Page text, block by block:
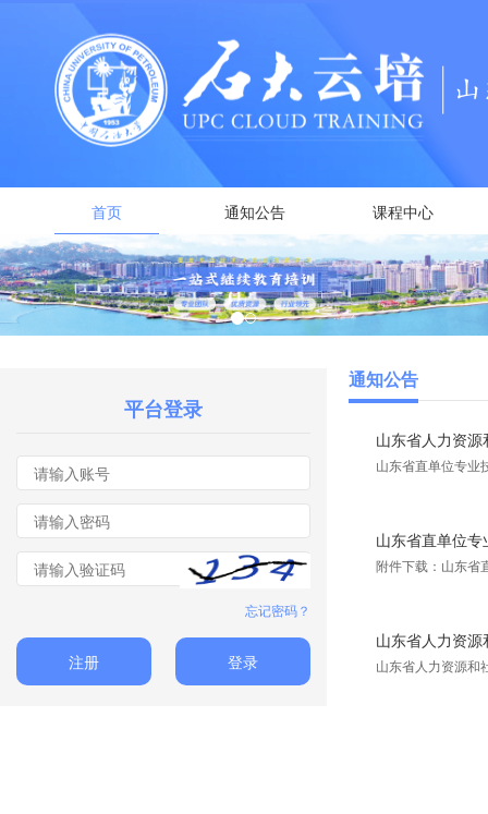
首页 通知公告 课程中心
平台登录
忘记密码？
注册 登录
通知公告
山东省人力资
山东省直单位专业
山东省直单位
附件下载：山东省
山东省人力资
山东省人力资源和